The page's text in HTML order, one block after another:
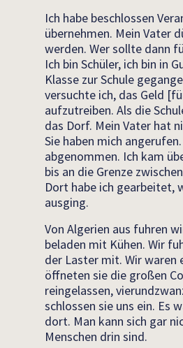
Ich habe beschlossen
übernehmen. Mein Vater
werden. Wer sollte dann
Ich bin Schüler, ich bin in
Klasse zur Schule
versuchte ich, das Geld
aufzutreiben. Als die
das Dorf. Mein Vater hat
Sie haben mich
abgenommen. Ich kam
bis an die Grenze
Dort habe ich gearbeitet,
ausging.
Von Algerien aus fuhren
beladen mit Kühen. Wir
der Laster mit. Wir waren
öffneten sie die großen
reingelassen,
schlossen sie uns ein. Es
dort. Man kann sich gar
Menschen drin sind.